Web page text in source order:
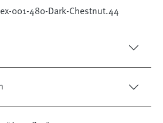
001-480-Dark-Chestnut.44